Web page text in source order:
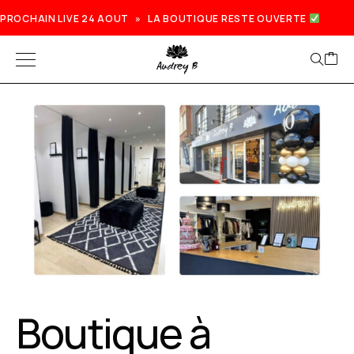
PROCHAIN LIVE 24 AOUT » LA BOUTIQUE RESTE OUVERTE
Prochain live lundi